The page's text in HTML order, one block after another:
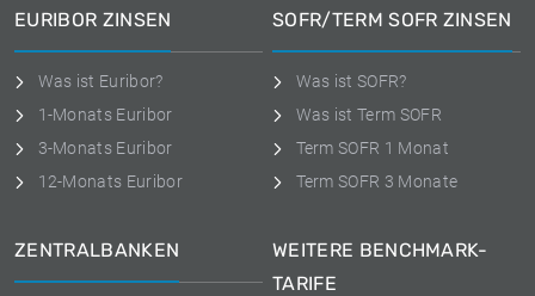
EURIBOR ZINSEN
Was ist Euribor?
1-Monats Euribor
3-Monats Euribor
12-Monats Euribor
SOFR/TERM SOFR ZINSEN
Was ist SOFR?
Was ist Term SOFR
Term SOFR 1 Monat
Term SOFR 3 Monate
ZENTRALBANKEN
WEITERE BENCHMARK-
TARIFE